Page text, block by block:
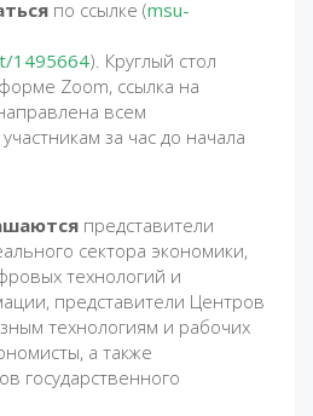
по ссылке (msu-
1495664). Круглый стол
Zoom, ссылка на
всем
за час до начала
представители
сектора экономики,
технологий и
представители Центров
технологиям и рабочих
а также
государственного